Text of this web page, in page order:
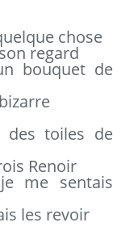
chose
regard
bouquet de
des toiles de
Renoir
me sentais
les revoir